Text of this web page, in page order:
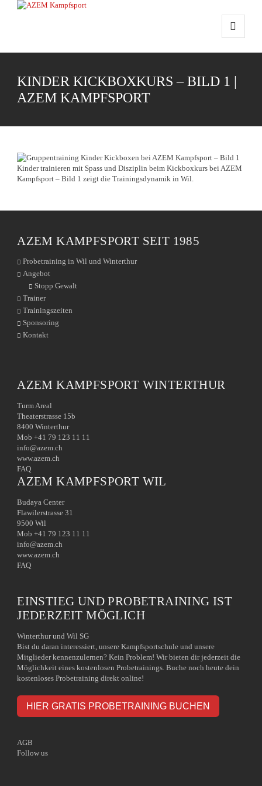
KINDER KICKBOXKURS – BILD 1 |
AZEM KAMPFSPORT
Kinder trainieren mit Spass und Disziplin beim Kickboxkurs bei AZEM
Kampfsport – Bild 1 zeigt die Trainingsdynamik in Wil.
AZEM KAMPFSPORT SEIT 1985
Probetraining in Wil und Winterthur
Angebot
Stopp Gewalt
Trainer
Trainingszeiten
Sponsoring
Kontakt
AZEM KAMPFSPORT WINTERTHUR
Turm Areal
Theaterstrasse 15b
8400 Winterthur
Mob +41 79 123 11 11
info@azem.ch
www.azem.ch
FAQ
AZEM KAMPFSPORT WIL
Budaya Center
Flawilerstrasse 31
9500 Wil
Mob +41 79 123 11 11
info@azem.ch
www.azem.ch
FAQ
EINSTIEG UND PROBETRAINING IST
JEDERZEIT MÖGLICH
Winterthur und Wil SG
Bist du daran interessiert, unsere Kampfsportschule und unsere
Mitglieder kennenzulernen? Kein Problem! Wir bieten dir jederzeit die
Möglichkeit eines kostenlosen Probetrainings. Buche noch heute dein
kostenloses Probetraining direkt online!
HIER GRATIS PROBETRAINING BUCHEN
AGB
Follow us